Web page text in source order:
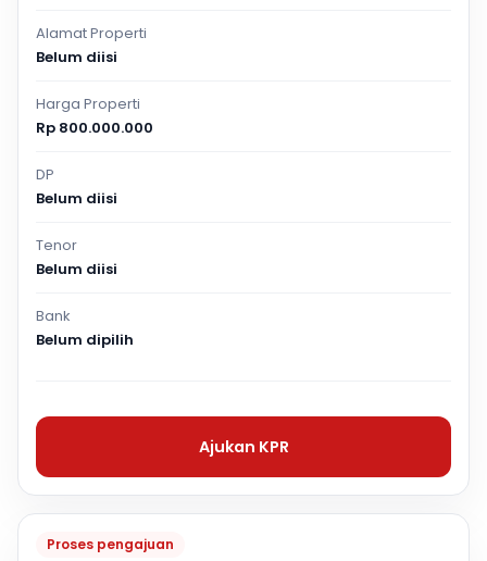
Proses pengajuan
Alamat Properti
Belum diisi
Harga Properti
Rp 800.000.000
DP
Belum diisi
Tenor
Belum diisi
Bank
Belum dipilih
Ajukan KPR